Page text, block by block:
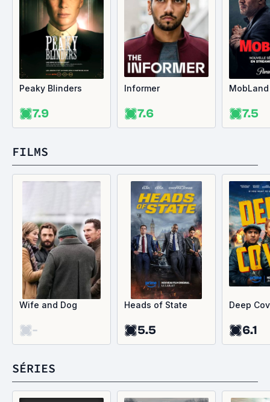
Peaky Blinders
7.9
Informer
7.6
MobLand
7.5
FILMS
Wife and Dog
-
Heads of State
5.5
Deep
6.1
SÉRIES